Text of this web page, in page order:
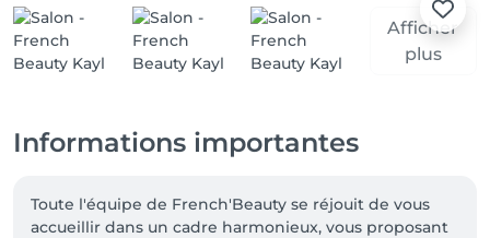
Afficher
plus
Informations importantes
Toute l'équipe de French'Beauty se réjouit de vous
accueillir dans un cadre harmonieux, vous proposant